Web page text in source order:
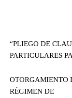
“PLIEGO DE
PARTICULARES
OTORGAMIENTO
RÉGIMEN DE